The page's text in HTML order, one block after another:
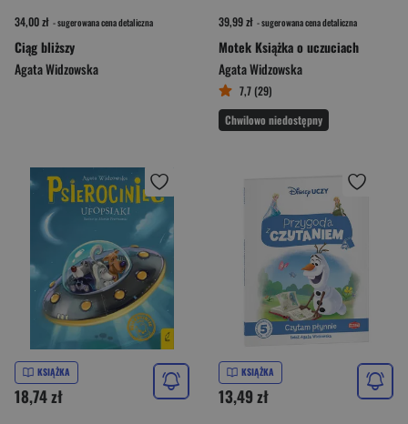
34,00 zł - sugerowana cena detaliczna
Ciąg bliższy
Agata Widzowska
39,99 zł - sugerowana cena detaliczna
Motek Książka o uczuciach
Agata Widzowska
7,7 (29)
Chwilowo niedostępny
KSIĄŻKA
18,74 zł
KSIĄŻKA
13,49 zł